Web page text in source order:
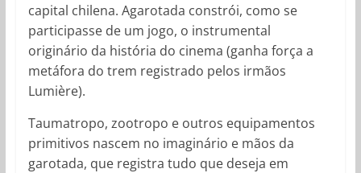
capital chilena. Agarotada constrói, como se
participasse de um jogo, o instrumental
originário da história do cinema (ganha força a
metáfora do trem registrado pelos irmãos
Lumière).
Taumatropo, zootropo e outros equipamentos
primitivos nascem no imaginário e mãos da
garotada, que registra tudo que deseja em